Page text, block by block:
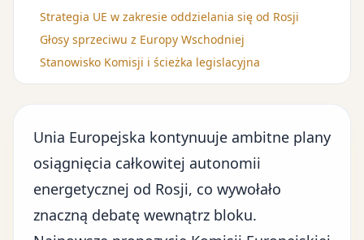
Strategia UE w zakresie oddzielania się od Rosji
Głosy sprzeciwu z Europy Wschodniej
Stanowisko Komisji i ścieżka legislacyjna
Unia Europejska kontynuuje ambitne plany
osiągnięcia całkowitej autonomii
energetycznej od Rosji, co wywołało
znaczną debatę wewnątrz bloku.